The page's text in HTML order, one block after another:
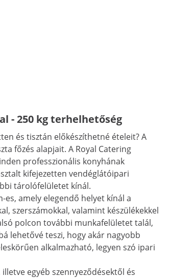
- 250 kg terhelhetőség
és tisztán előkészíthetné ételeit? A
főzés alapjait. A Royal Catering
professzionális konyhának
kifejezetten vendéglátóipari
tárolófelületet kínál.
es, amely elegendő helyet kínál a
szerszámokkal, valamint készülékekkel
polcon további munkafelületet talál,
lehetővé teszi, hogy akár nagyobb
alkalmazható, legyen szó ipari
egyéb szennyeződésektől és